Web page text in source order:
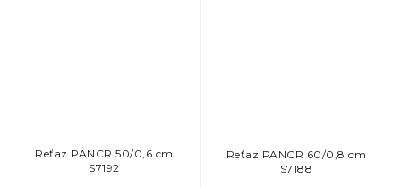
Reťaz PANCR 50/0,6 cm
S7192
Reťaz PANCR 60/0,8 cm
S7188